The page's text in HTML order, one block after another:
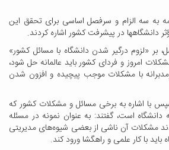
به سه الزام و سرفصل اساسی برای تحقق این
دانشگاهها در پیشرفت کشور اشاره کردند.
بر «لزوم درگیر شدن دانشگاه با مسائل کشور»
امروز و فردای کشور باید عالمانه حل شود،
با مشکلات موجب پیچیده و افزون شدن
با اشاره به برخی مسائل و مشکلات کشور که
دانشگاه است، گفتند: به عنوان نمونه در مسئله
مشکلات آن ناشی از بعضی شیوه‌های مدیریتی
با کار علمی و راهگشا ورود کند.